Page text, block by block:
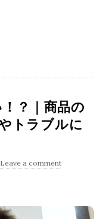
？｜商品の
トラブルに
Leave a comment